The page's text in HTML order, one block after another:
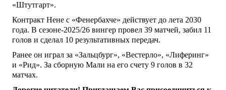
«Штутгарт».
Контракт Нене с «Фенербахче» действует до лета 2030
года. В сезоне-2025/26 вингер провел 39 матчей, забил 11
голов и сделал 10 результативных передач.
Ранее он играл за «Зальцбург», «Вестерло», «Лиферинг»
и «Рид». За сборную Мали на его счету 9 голов в 32
матчах.